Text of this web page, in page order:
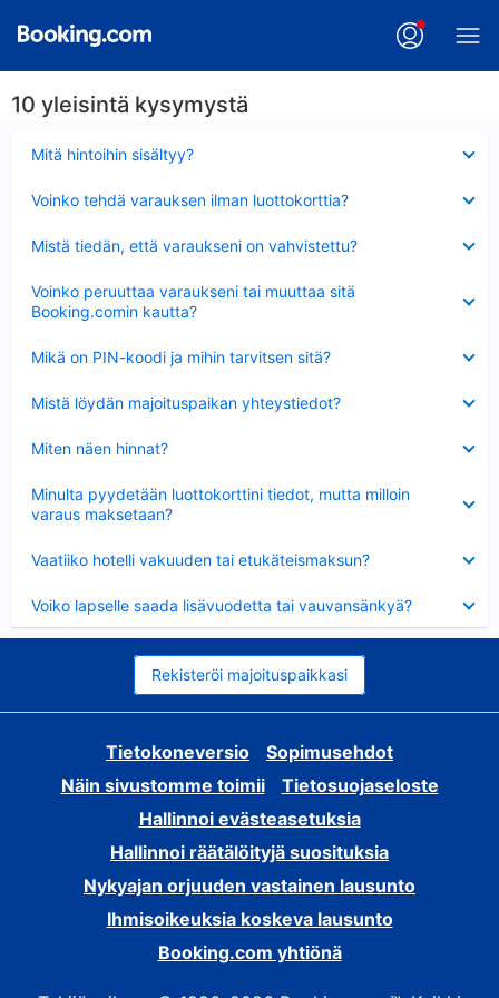
10 yleisintä kysymystä
Mitä hintoihin sisältyy?
Voinko tehdä varauksen ilman luottokorttia?
Mistä tiedän, että varaukseni on vahvistettu?
Voinko peruuttaa varaukseni tai muuttaa sitä
Booking.comin kautta?
Mikä on PIN-koodi ja mihin tarvitsen sitä?
Mistä löydän majoituspaikan yhteystiedot?
Miten näen hinnat?
Minulta pyydetään luottokorttini tiedot, mutta milloin
varaus maksetaan?
Vaatiiko hotelli vakuuden tai etukäteismaksun?
Voiko lapselle saada lisävuodetta tai vauvansänkyä?
Rekisteröi majoituspaikkasi
Tietokoneversio
Sopimusehdot
Näin sivustomme toimii
Tietosuojaseloste
Hallinnoi evästeasetuksia
Hallinnoi räätälöityjä suosituksia
Nykyajan orjuuden vastainen lausunto
Ihmisoikeuksia koskeva lausunto
Booking.com yhtiönä